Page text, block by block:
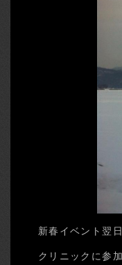
新春イベント翌
クリニックに参